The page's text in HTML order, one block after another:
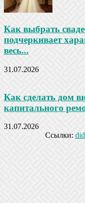
Как выбрать
подчеркивает
весь...
31.07.2026
Как сделать дом
капитального
31.07.2026
Ссылки: